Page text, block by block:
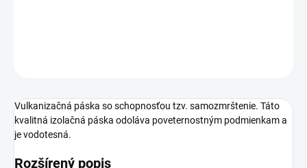
Vulkanizačná páska so schopnosťou tzv. samozmrštenie. Táto
kvalitná izolačná páska odoláva poveternostným podmienkam a
je vodotesná.
Rozšírený popis